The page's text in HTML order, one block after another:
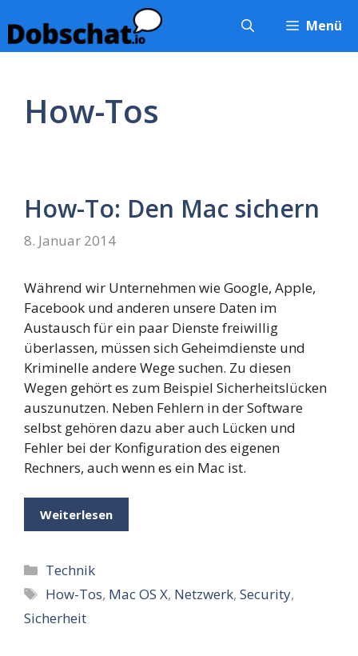
Inhalt
springen
Menü
How-Tos
How-To: Den Mac sichern
8. Januar 2014
Während wir Unternehmen wie Google, Apple,
Facebook und anderen unsere Daten im
Austausch für ein paar Dienste freiwillig
überlassen, müssen sich Geheimdienste und
Kriminelle andere Wege suchen. Zu diesen
Wegen gehört es zum Beispiel Sicherheitslücken
auszunutzen. Neben Fehlern in der Software
selbst gehören dazu aber auch Lücken und
Fehler bei der Konfiguration des eigenen
Rechners, auch wenn es ein Mac ist.
Weiterlesen
Kategorien
Technik
Schlagwörter
How-Tos, Mac OS X, Netzwerk,Security,
Sicherheit